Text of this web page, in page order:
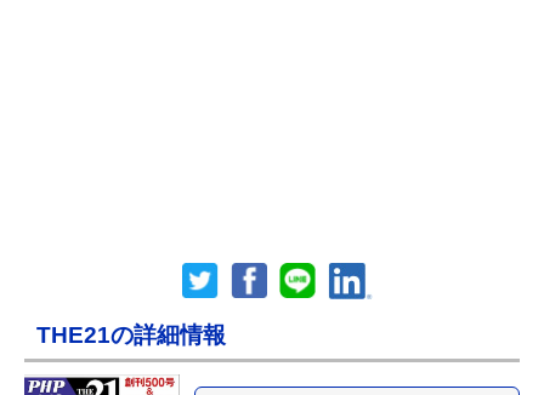
THE21の詳細情報